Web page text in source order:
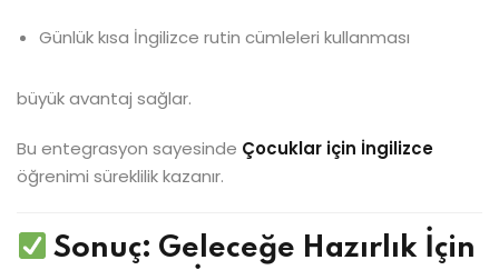
Günlük kısa İngilizce rutin cümleleri kullanması
büyük avantaj sağlar.
Bu entegrasyon sayesinde Çocuklar için İngilizce
öğrenimi süreklilik kazanır.
Sonuç: Geleceğe Hazırlık İçin